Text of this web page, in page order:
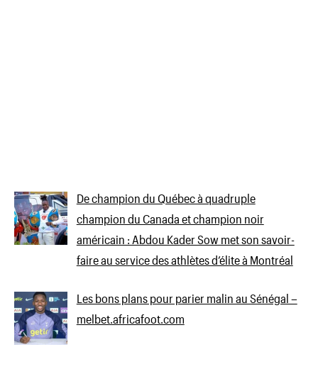
De champion du Québec à quadruple
champion du Canada et champion noir
américain : Abdou Kader Sow met son savoir-
faire au service des athlètes d’élite à Montréal
Les bons plans pour parier malin au Sénégal –
melbet.africafoot.com